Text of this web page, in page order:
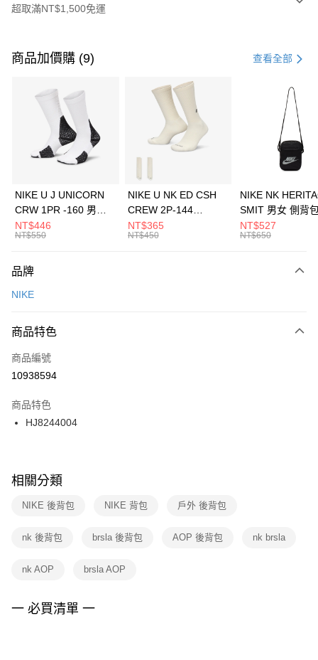
超取滿NT$1,500免運
信用卡一次付款
3 期 0 利率 每期 21家銀行
合作金庫商業銀行
第一商業銀行
華南商業銀行
彰化商業銀行
上海商業儲蓄銀行
元大商業銀行
台灣樂天信用卡公司
Apple Pay
全盈+PAY
AFTEE先享後付
【關於「AFTEE先享後付」】
便利好安心！
３．安心：先確認商品／服務後，再付款。
【「AFTEE先享後付」結帳流程】
１．於結帳方式選擇「AFTEE先享後付」後，將跳轉至「AFTEE先享後付」
２．訂單成立數日內，您將收到繳費通知簡訊。
３．收到繳費通知簡訊後14天內，點擊此簡訊中的連結，可透過四大超商／
ATM／網路銀行／等多元方式進行付款，方視為交易完成。
※ 交易是否成功請以「AFTEE先享後付 」之結帳頁面顯示為準，若有關於
是否繳費成功／繳費後需取消欲退款等相關疑問，請聯繫「AFTEE先享後付
客戶支援中心」
https://netprotections.freshdesk.com/support/home
１．透過由恩沛科技股份有限公司提供之「AFTEE先享後付」服務完成之交
權轉讓予恩沛科技股份有限公司。
３．未成年的使用者請事先徵得法定代理人或監護人之同意方可使用
「AFTEE先享後付」，若未經同意申辦者引起之損失，本公司不負相關責
運送方式
每筆NT$100，滿NT$1,500(含以上)免運費
宅配
每筆NT$100，滿NT$1,500(含以上)免運費
商品加價購 (9) 查看全部
NIKE U J UNICORN
CRW 1PR -160 男女
中統襪 FZ3393100
NT$446
NT$550
NIKE U NK ED CSH
CREW 2P-144
EMBRDY 男女 短統襪
FZ3073133
NT$365
NT$450
NIKE NK
SMIT 男女 側背
BA5871010
NT$527
NT$650
品牌
NIKE
商品特色
商品編號
10938594
商品特色
HJ8244004
相關分類
NIKE 後背包 NIKE 背包 戶外 後背包
nk 後背包 brsla 後背包 AOP 後背包 nk brsla
nk AOP brsla AOP
一 必買清單 一